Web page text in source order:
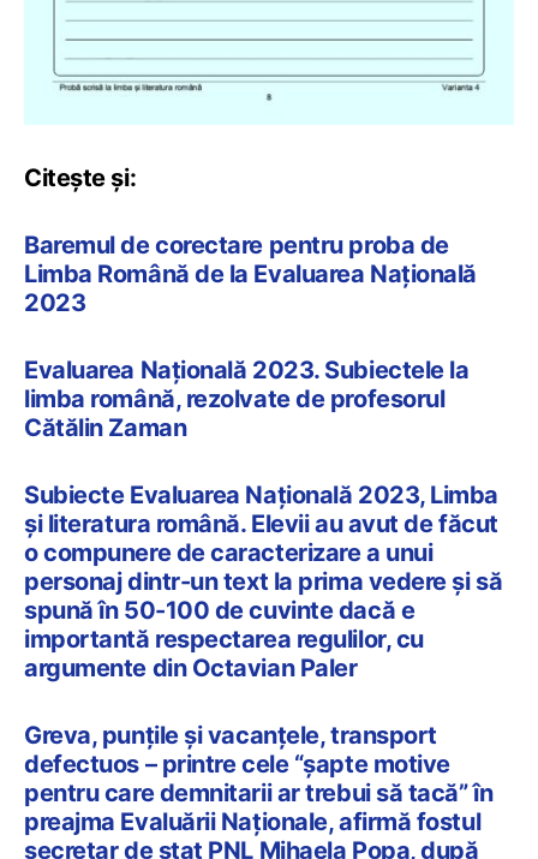
Citește și:
Baremul de corectare pentru proba de
Limba Română de la Evaluarea Națională
2023
Evaluarea Națională 2023. Subiectele la
limba română, rezolvate de profesorul
Cătălin Zaman
Subiecte Evaluarea Națională 2023, Limba
și literatura română. Elevii au avut de făcut
o compunere de caracterizare a unui
personaj dintr-un text la prima vedere și să
spună în 50-100 de cuvinte dacă e
importantă respectarea regulilor, cu
argumente din Octavian Paler
Greva, punțile și vacanțele, transport
defectuos – printre cele “șapte motive
pentru care demnitarii ar trebui să tacă” în
preajma Evaluării Naționale, afirmă fostul
secretar de stat PNL Mihaela Popa, după